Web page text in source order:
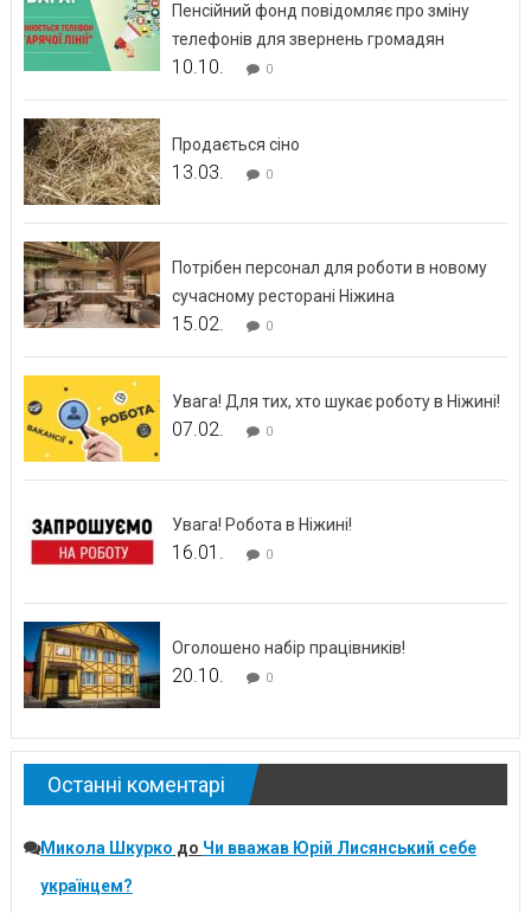
Пенсійний фонд повідомляє про зміну
телефонів для звернень громадян
10.10. 0
Продається сіно
13.03. 0
Потрібен персонал для роботи в новому
сучасному ресторані Ніжина
15.02. 0
Увага! Для тих, хто шукає роботу в Ніжині!
07.02. 0
Увага! Робота в Ніжині!
16.01. 0
Оголошено набір працівників!
20.10. 0
Останні коментарі
Микола Шкурко до Чи вважав Юрій Лисянський себе
українцем?